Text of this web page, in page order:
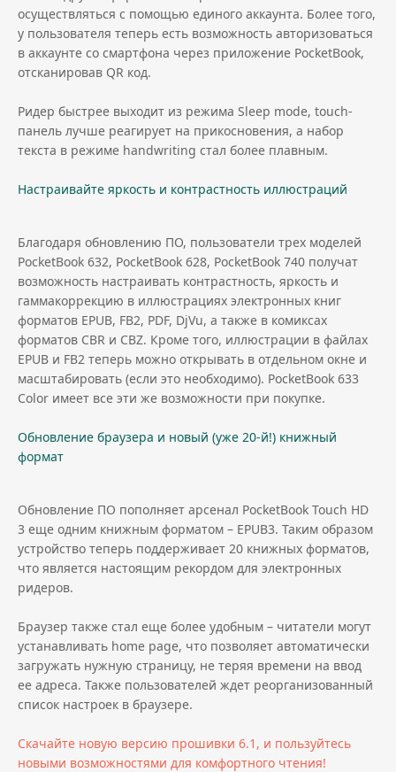
осуществляться с помощью единого аккаунта. Более того,
у пользователя теперь есть возможность авторизоваться
в аккаунте со смартфона через приложение PocketBook,
отсканировав QR код.
Ридер быстрее выходит из режима Sleep mode, touch-
панель лучше реагирует на прикосновения, а набор
текста в режиме handwriting стал более плавным.
Настраивайте яркость и контрастность иллюстраций
Благодаря обновлению ПО, пользователи трех моделей
PocketBook 632, PocketBook 628, PocketBook 740 получат
возможность настраивать контрастность, яркость и
гаммакоррекцию в иллюстрациях электронных книг
форматов EPUB, FB2, PDF, DjVu, а также в комиксах
форматов CBR и CBZ. Кроме того, иллюстрации в файлах
EPUB и FB2 теперь можно открывать в отдельном окне и
масштабировать (если это необходимо). PocketBook 633
Color имеет все эти же возможности при покупке.
Обновление браузера и новый (уже 20-й!) книжный
формат
Обновление ПО пополняет арсенал PocketBook Touch HD
3 еще одним книжным форматом – EPUB3. Таким образом
устройство теперь поддерживает 20 книжных форматов,
что является настоящим рекордом для электронных
ридеров.
Браузер также стал еще более удобным – читатели могут
устанавливать home page, что позволяет автоматически
загружать нужную страницу, не теряя времени на ввод
ее адреса. Также пользователей ждет реорганизованный
список настроек в браузере.
Скачайте новую версию прошивки 6.1, и пользуйтесь
новыми возможностями для комфортного чтения!